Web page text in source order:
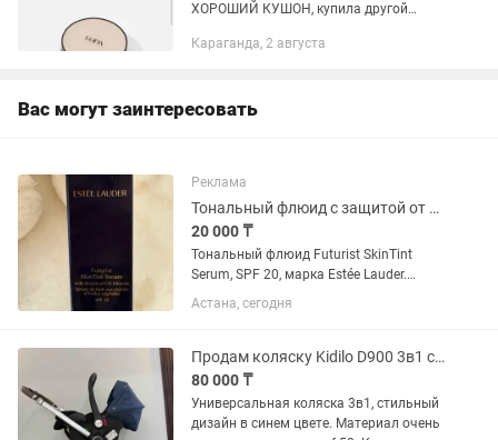
ХОРОШИЙ КУШОН, купила другой
тк тон не мой ( Покупала в Золотом
Караганда, 2 августа
Вас могут заинтересовать
Реклама
Тональный флюид с защитой от солнца
20 000 ₸
Тональный флюид Futurist SkinTint
Serum, SPF 20, марка Estée Lauder.
Средство абсолютно новое, оригинал.
Астана, сегодня
Продам коляску Kidilo D900 3в1 синий
80 000 ₸
Универсальная коляска 3в1, стильный
дизайн в синем цвете. Материал очень